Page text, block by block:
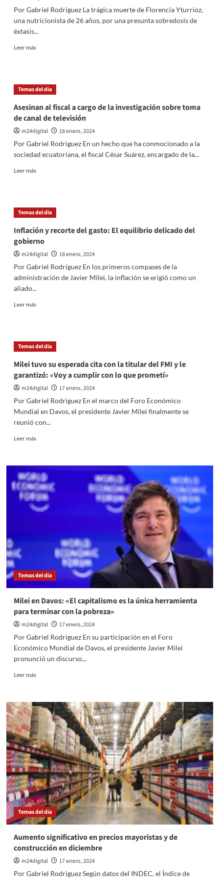
en
el
foro
Davos
Por Gabriel Rodriguez La trágica muerte de Florencia Yturrioz,
una nutricionista de 26 años, por una presunta sobredosis de
éxtasis...
Leer másLeer
por
la
Muerte
de
nutricionista
fiesta
electrónica:
Temas del dia
Asesinan al fiscal a cargo de la investigación sobre toma
de canal de televisión
m24digital
18 enero, 2024
Por Gabriel Rodriguez En un hecho que ha conmocionado a la
sociedad ecuatoriana, el fiscal César Suárez, encargado de la...
Leer másLeer
al
fiscal
cargo
de
la
sobre
toma
de
de
Temas del dia
Inflación y recorte del gasto: El equilibrio delicado del
gobierno
m24digital
18 enero, 2024
Por Gabriel Rodríguez En los primeros compases de la
administración de Javier Milei, la inflación se erigió como un
aliado...
Leer másLeer
y
recorte
gasto:
El
equilibrio
del
gobierno
Temas del dia
Milei tuvo su esperada cita con la titular del FMI y le
garantizó: «Voy a cumplir con lo que prometí»
m24digital
17 enero, 2024
Por Gabriel Rodriguez En el marco del Foro Económico
Mundial en Davos, el presidente Javier Milei finalmente se
reunió con...
Leer másLeer
Milei
tuvo
su
esperada
cita
con
garantizó:
cumplir
con
lo
prometí»
Temas del dia
Milei en Davos: «El capitalismo es la única herramienta
para terminar con la pobreza»
m24digital
17 enero, 2024
Por Gabriel Rodriguez En su participación en el Foro
Económico Mundial de Davos, el presidente Javier Milei
pronunció un discurso...
Leer másLeer
Milei
en
Davos:
capitalismo
es
la
única
herramienta
para
terminar
con
la
pobreza»
Temas del dia
Aumento significativo en precios mayoristas y de
construcción en diciembre
m24digital
17 enero, 2024
Por Gabriel Rodriguez Según datos del INDEC, el Índice de